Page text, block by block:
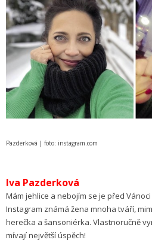
Pazderková | foto: instagram.com
Iva Pazderková
Mám jehlice a nebojím se je před
Instagram známá žena mnoha tváří,
herečka a šansoniérka. Vlastnoručně
mívají největší úspěch!